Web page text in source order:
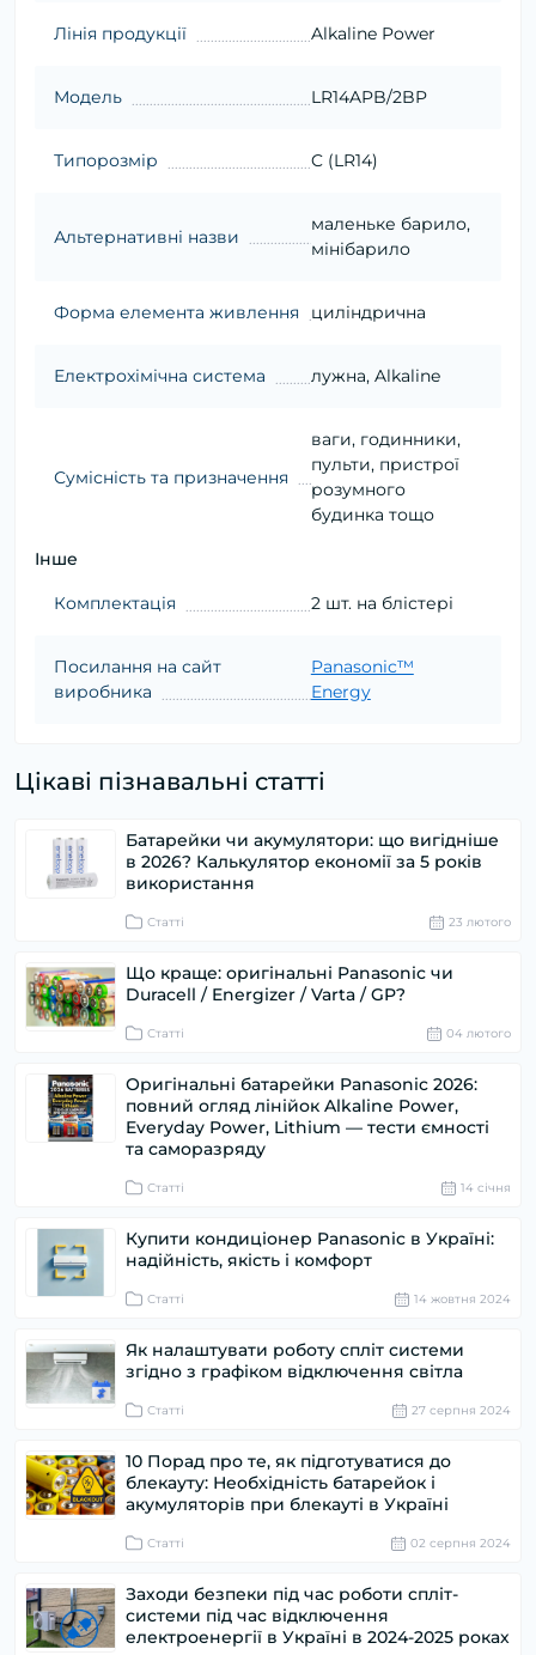
Лінія продукції Alkaline Power
Модель LR14APB/2BP
Типорозмір C (LR14)
Альтернативні назви
маленьке барило,
мінібарило
Форма елемента живлення циліндрична
Електрохімічна система лужна, Alkaline
Сумісність та призначення
ваги, годинники,
пульти, пристрої
розумного
будинка тощо
Інше
Комплектація 2 шт. на блістері
Посилання на сайт
виробника
Panasonic™
Energy
Цікаві пізнавальні статті
Батарейки чи акумулятори: що вигідніше
в 2026? Калькулятор економії за 5 років
використання
Статті 23 лютого
Що краще: оригінальні Panasonic чи
Duracell / Energizer / Varta / GP?
Статті 04 лютого
Оригінальні батарейки Panasonic 2026:
повний огляд лінійок Alkaline Power,
Everyday Power, Lithium — тести ємності
та саморазряду
Статті 14 cічня
Купити кондиціонер Panasonic в Україні:
надійність, якість і комфорт
Статті 14 жовтня 2024
Як налаштувати роботу спліт системи
згідно з графіком відключення світла
Статті 27 серпня 2024
10 Порад про те, як підготуватися до
блекауту: Необхідність батарейок і
акумуляторів при блекауті в Україні
Статті 02 серпня 2024
Заходи безпеки під час роботи спліт-
системи під час відключення
електроенергії в Україні в 2024-2025 роках